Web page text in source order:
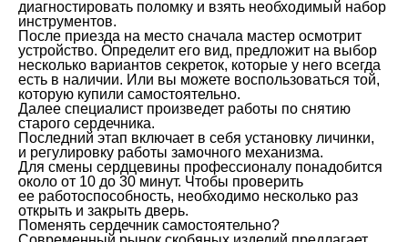
диагностировать поломку и взять необходимый набор
инструментов.
После приезда на место сначала мастер осмотрит
устройство. Определит его вид, предложит на выбор
несколько вариантов секреток, которые у него всегда
есть в наличии. Или вы можете воспользоваться той,
которую купили самостоятельно.
Далее специалист произведет работы по снятию
старого сердечника.
Последний этап включает в себя установку личинки,
и регулировку работы замочного механизма.
Для смены сердцевины профессионалу понадобится
около от 10 до 30 минут. Чтобы проверить
ее работоспособность, необходимо несколько раз
открыть и закрыть дверь.
Поменять сердечник самостоятельно?